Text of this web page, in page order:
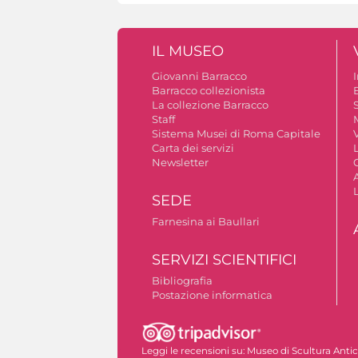
IL MUSEO
Giovanni Barracco
Barracco collezionista
La collezione Barracco
Staff
Sistema Musei di Roma Capitale
Carta dei servizi
Newsletter
SEDE
Farnesina ai Baullari
SERVIZI SCIENTIFICI
Bibliografia
Postazione informatica
Leggi le recensioni su: Museo di Scultura